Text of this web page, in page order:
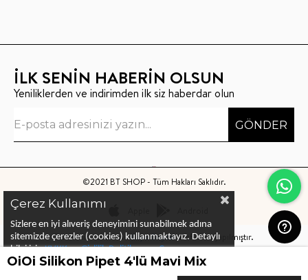
İLK SENİN HABERİN OLSUN
Yeniliklerden ve indirimden ilk siz haberdar olun
GÖNDER
©2021 BT SHOP - Tüm Hakları Saklıdır.
Bu sitenin kurulumuKeyo Digitaltarafından yapılmıştır.
Çerez Kullanımı
Sizlere en iyi alıveriş deneyimini sunabilmek adına
sitemizde çerezler (cookies) kullanmaktayız. Detaylı
bilgi için KVKK ve Gizlilik Politikası veÇerez
Politikaları nı inceleyebilirsiniz
OiOi Silikon Pipet 4'lü Mavi Mix